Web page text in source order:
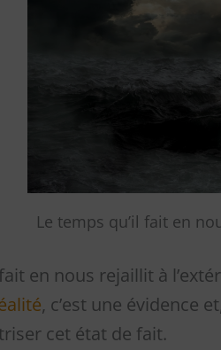
Le temps qu’il fait en
en nous rejaillit à
, c’est une évidence
cet état de fait.